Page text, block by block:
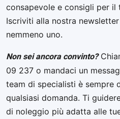
consapevole e consigli per il
Iscriviti alla nostra
nemmeno uno.
Non sei ancora convinto?
09 237 o mandaci un
team di specialisti è sempre
qualsiasi domanda. Ti
di noleggio più adatta alle